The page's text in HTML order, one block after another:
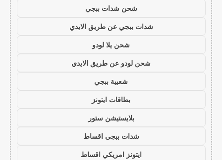
شحن شدات ببجي
شدات ببجي عن طريق الايدي
شحن يلا لودو
شحن لودو عن طريق الايدي
شعبية ببجي
بطاقات ايتونز
بلايستيشن ستور
شدات ببجي اقساط
ايتونز امريكي اقساط